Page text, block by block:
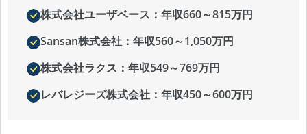
株式会社ユーザベース：年収660～815万円
Sansan株式会社：年収560～1,050万円
株式会社ラクス：年収549～769万円
レバレジーズ株式会社：年収450～600万円